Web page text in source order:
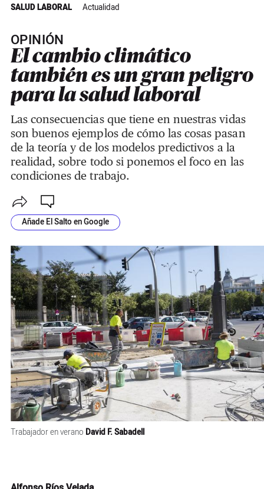
SALUD LABORAL Actualidad
OPINIÓN
El cambio climático
también es un gran peligro
para la salud laboral
Las consecuencias que tiene en nuestras vidas
son buenos ejemplos de cómo las cosas pasan
de la teoría y de los modelos predictivos a la
realidad, sobre todo si ponemos el foco en las
condiciones de trabajo.
Añade El Salto en Google
Trabajador en verano David F. Sabadell